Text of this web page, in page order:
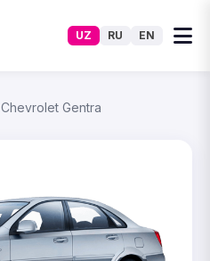
UZ RU EN
Chevrolet Gentra